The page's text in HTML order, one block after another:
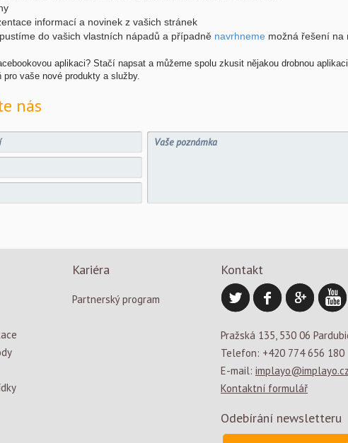
informací a novinek z vašich stránek
do vašich vlastních nápadů a případně navrhneme možná řešení na
aplikaci? Stačí napsat a můžeme spolu zkusit nějakou drobnou
pro vaše nové produkty a služby.
nás
Kariéra
Partnerský program
Kontakt
Pražská 135, 530 06
Telefon: +420 774 656 180
E-mail: implayo@implayo.cz
Kontaktní formulář
Odebírání newsletteru